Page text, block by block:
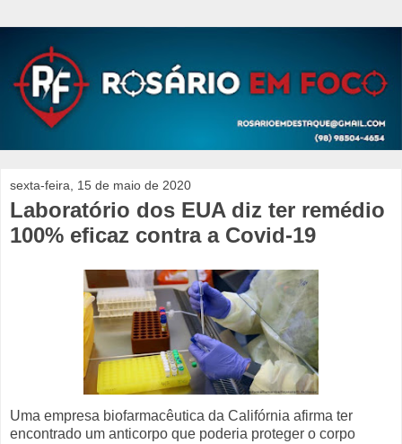
sexta-feira, 15 de maio de 2020
Laboratório dos EUA diz ter remédio
100% eficaz contra a Covid-19
Uma empresa biofarmacêutica da Califórnia afirma ter
encontrado um anticorpo que poderia proteger o corpo